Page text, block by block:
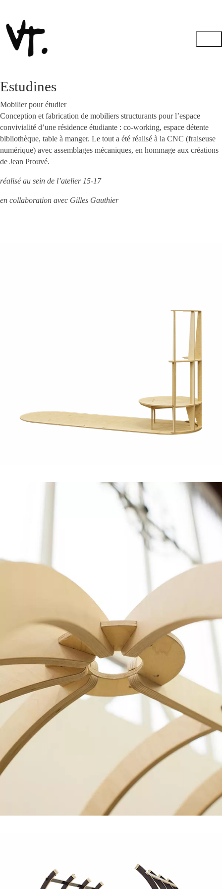
Estudines
Mobilier pour étudier
Conception et fabrication de mobiliers structurants pour l’espace
convivialité d’une résidence étudiante : co-working, espace détente
bibliothèque, table à manger. Le tout a été réalisé à la CNC (fraiseuse
numérique) avec assemblages mécaniques, en hommage aux créations
de Jean Prouvé.
réalisé au sein de l’atelier 15-17
en collaboration avec Gilles Gauthier